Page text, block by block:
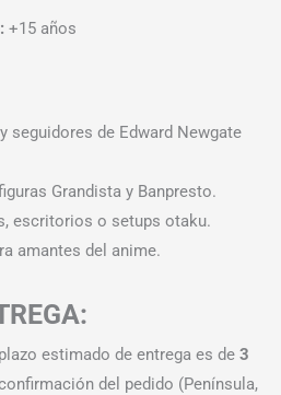
+15 años
seguidores de Edward Newgate
Grandista y Banpresto.
escritorios o setups otaku.
amantes del anime.
estimado de entrega es de 3
del pedido (Península,